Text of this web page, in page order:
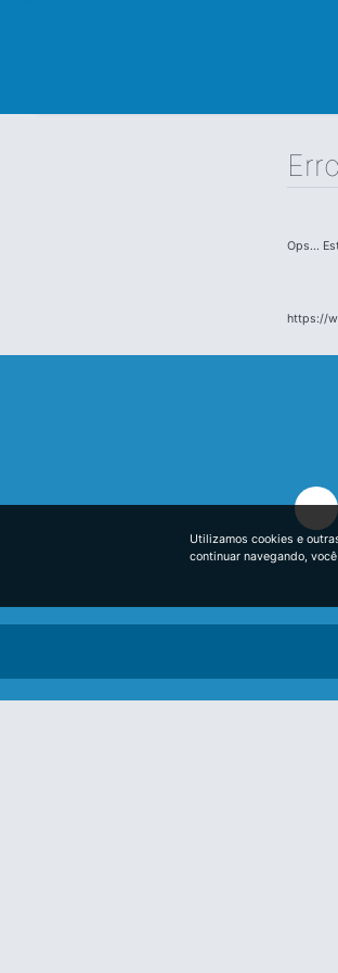
Ops...
https://
Utilizamos cookies e
continuar navegando,